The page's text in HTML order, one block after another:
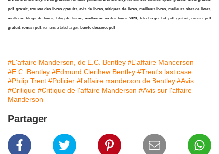
pdf gratuit,trouver des livres gratuits,avis de livres,critiques de livres, meilleurs livres, meilleurs sites de livres,
meilleurs blogs de livres, blog de livres, meilleures ventes livres 2020, télécharger bd pdf gratuit,roman pdf
gratuit, roman pdf, romans à télécharger, bande dessinée pdf
#L'affaire Manderson, de E.C. Bentley #L'affaire Manderson
#E.C. Bentley #Edmund Clerihew Bentley #Trent's last case
#Philip Trent #Policier #l'affaire manderson de Bentley #Avis
#Critique #Critique de l'affaire Manderson #Avis sur l'affaire
Manderson
Partager